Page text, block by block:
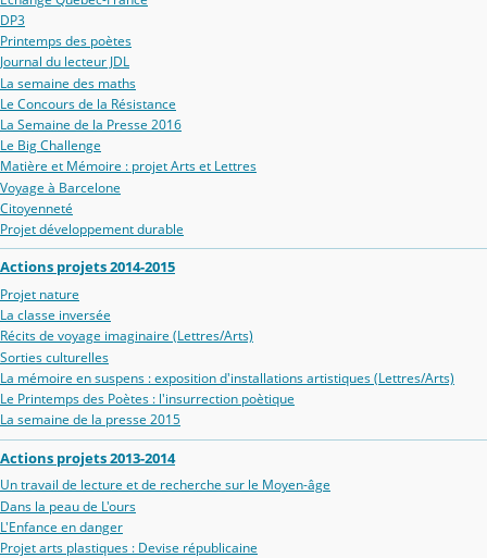
DP3
Printemps des poètes
Journal du lecteur JDL
La semaine des maths
Le Concours de la Résistance
La Semaine de la Presse 2016
Le Big Challenge
Matière et Mémoire : projet Arts et Lettres
Voyage à Barcelone
Citoyenneté
Projet développement durable
Actions projets 2014-2015
Projet nature
La classe inversée
Récits de voyage imaginaire (Lettres/Arts)
Sorties culturelles
La mémoire en suspens : exposition d'installations artistiques (Lettres/Arts)
Le Printemps des Poètes : l'insurrection poètique
La semaine de la presse 2015
Actions projets 2013-2014
Un travail de lecture et de recherche sur le Moyen-âge
Dans la peau de L'ours
L'Enfance en danger
Projet arts plastiques : Devise républicaine